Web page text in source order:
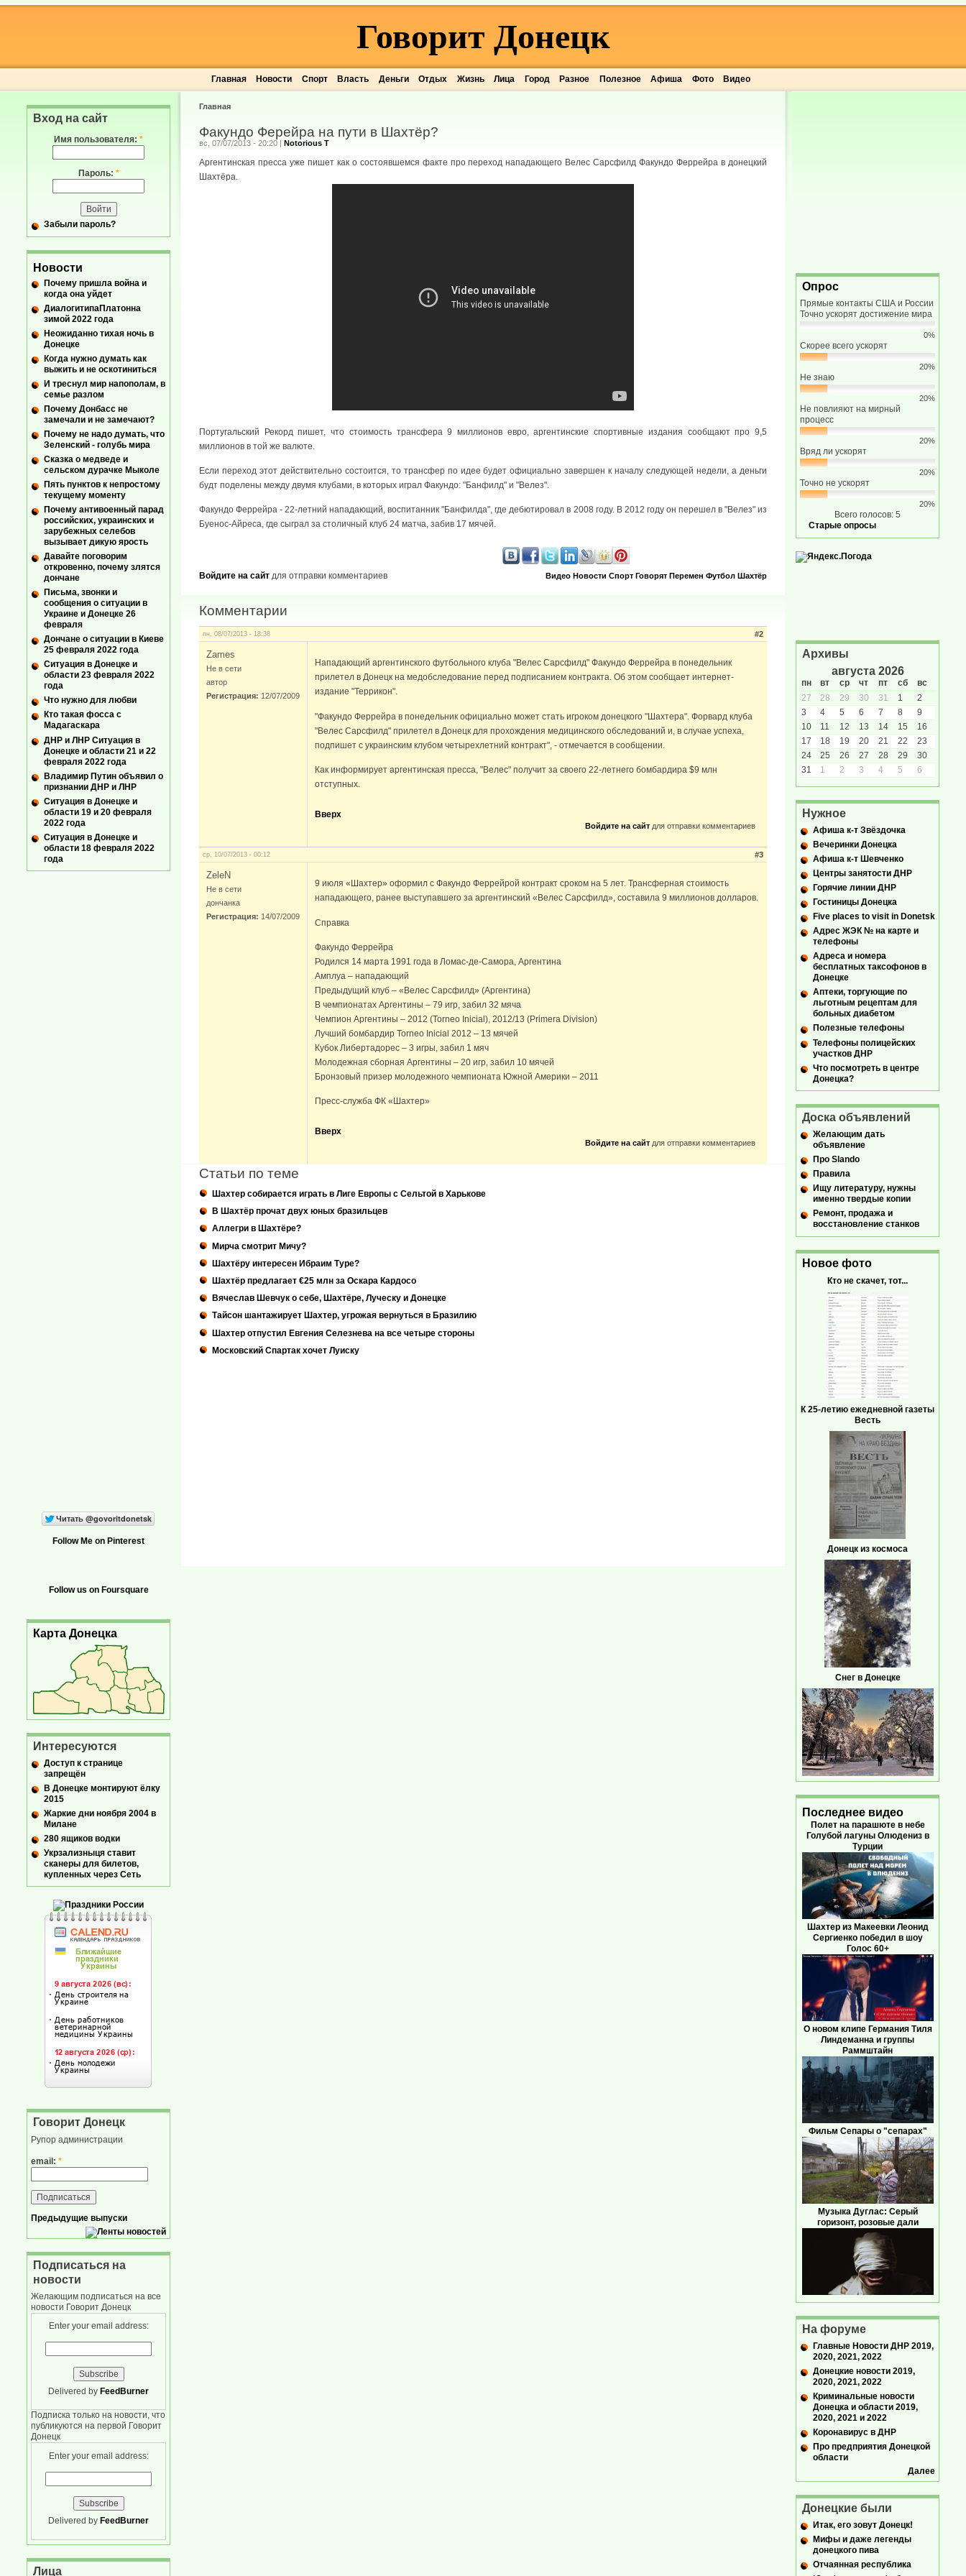
Главная Новости Спорт Власть Деньги Отдых Жизнь Лица Город Разное Полезное Афиша Фото Видео
Говорит Донецк
Главная
Факундо Ферейра на пути в Шахтёр?
вс, 07/07/2013 - 20:20 | Notorious T
Аргентинская пресса уже пишет как о состоявшемся факте про переход нападающего Велес Сарсфилд Факундо Феррейра в донецкий
Шахтёра.
Португальский Рекорд пишет, что стоимость трансфера 9 миллионов евро, аргентинские спортивные издания сообщают про 9,5
миллионов в той же валюте.
Если переход этот действительно состоится, то трансфер по идее будет официально завершен к началу следующей недели, а деньги
будт поделены между двумя клубами, в которых играл Факундо: "Банфилд" и "Велез".
Факундо Феррейра - 22-летний нападающий, воспитанник "Банфилда", где дебютировал в 2008 году. В 2012 году он перешел в "Велез" из
Буенос-Айреса, где сыграл за столичный клуб 24 матча, забив 17 мячей.
Видео Новости Спорт Говорят Перемен Футбол Шахтёр
Войдите на сайт для отправки комментариев
Комментарии
пн, 08/07/2013 - 18:38 #2
Zames
Не в сети
автор
Регистрация: 12/07/2009
Нападающий аргентинского футбольного клуба "Велес Сарсфилд" Факундо Феррейра в понедельник
прилетел в Донецк на медобследование перед подписанием контракта. Об этом сообщает интернет-
издание "Террикон".
"Факундо Феррейра в понедельник официально может стать игроком донецкого "Шахтера". Форвард клуба
"Велес Сарсфилд" прилетел в Донецк для прохождения медицинского обследований и, в случае успеха,
подпишет с украинским клубом четырехлетний контракт", - отмечается в сообщении.
Как информирует аргентинская пресса, "Велес" получит за своего 22-летнего бомбардира $9 млн
отступных.
Вверх
Войдите на сайтдля отправки комментариев
ср, 10/07/2013 - 00:12 #3
ZeleN
Не в сети
дончанка
Регистрация: 14/07/2009
9 июля «Шахтер» оформил с Факундо Феррейрой контракт сроком на 5 лет. Трансферная стоимость
нападающего, ранее выступавшего за аргентинский «Велес Сарсфилд», составила 9 миллионов долларов.
Справка
Факундо Феррейра
Родился 14 марта 1991 года в Ломас-де-Самора, Аргентина
Амплуа – нападающий
Предыдущий клуб – «Велес Сарсфилд» (Аргентина)
В чемпионатах Аргентины – 79 игр, забил 32 мяча
Чемпион Аргентины – 2012 (Torneo Inicial), 2012/13 (Primera Division)
Лучший бомбардир Torneo Inicial 2012 – 13 мячей
Кубок Либертадорес – 3 игры, забил 1 мяч
Молодежная сборная Аргентины – 20 игр, забил 10 мячей
Бронзовый призер молодежного чемпионата Южной Америки – 2011
Пресс-служба ФК «Шахтер»
Вверх
Войдите на сайтдля отправки комментариев
Статьи по теме
Шахтер собирается играть в Лиге Европы с Сельтой в Харькове
В Шахтёр прочат двух юных бразильцев
Аллегри в Шахтёре?
Мирча смотрит Мичу?
Шахтёру интересен Ибраим Туре?
Шахтёр предлагает €25 млн за Оскара Кардосо
Вячеслав Шевчук о себе, Шахтёре, Луческу и Донецке
Тайсон шантажирует Шахтер, угрожая вернуться в Бразилию
Шахтер отпустил Евгения Селезнева на все четыре стороны
Московский Спартак хочет Луиску
Вход на сайт
Имя пользователя: *
Пароль: *
Забыли пароль?
Новости
Почему пришла война и
когда она уйдет
ДиалогитипаПлатонна
зимой 2022 года
Неожиданно тихая ночь в
Донецке
Когда нужно думать как
выжить и не оскотиниться
И треснул мир напополам, в
семье разлом
Почему Донбасс не
замечали и не замечают?
Почему не надо думать, что
Зеленский - голубь мира
Сказка о медведе и
сельском дурачке Мыколе
Пять пунктов к непростому
текущему моменту
Почему антивоенный парад
российских, украинских и
зарубежных селебов
вызывает дикую ярость
Давайте поговорим
откровенно, почему злятся
дончане
Письма, звонки и
сообщения о ситуации в
Украине и Донецке 26
февраля
Дончане о ситуации в Киеве
25 февраля 2022 года
Ситуация в Донецке и
области 23 февраля 2022
года
Что нужно для любви
Кто такая фосса с
Мадагаскара
ДНР и ЛНР Ситуация в
Донецке и области 21 и 22
февраля 2022 года
Владимир Путин объявил о
признании ДНР и ЛНР
Ситуация в Донецке и
области 19 и 20 февраля
2022 года
Ситуация в Донецке и
области 18 февраля 2022
года
Follow Me on Pinterest
Follow us on Foursquare
Карта Донецка
Интересуются
Доступ к странице
запрещён
В Донецке монтируют ёлку
2015
Жаркие дни ноября 2004 в
Милане
280 ящиков водки
Укрзализныця ставит
сканеры для билетов,
купленных через Сеть
Говорит Донецк
Рупор администрации
email: *
Предыдущие выпуски
Подписаться на
новости
Желающим подписаться на все
новости Говорит Донецк
Enter your email address:
Delivered by FeedBurner
Подписка только на новости, что
публикуются на первой Говорит
Донецк
Enter your email address:
Delivered by FeedBurner
Лица
Опрос
Прямые контакты США и России
Точно ускорят достижение мира
0%
Скорее всего ускорят
20%
Не знаю
20%
Не повлияют на мирный
процесс
20%
Вряд ли ускорят
20%
Точно не ускорят
20%
Всего голосов: 5
Старые опросы
Архивы
августа 2026
пн вт ср чт пт сб
вс
27
28 29 30 31 1
2
3
4 5 6 7 8
9
10
11 12 13 14 15
16
17
18 19 20 21 22
23
24
25 26 27 28 29
30
31
1 2 3 4 5 6
Нужное
Афиша к-т Звёздочка
Вечеринки Донецка
Афиша к-т Шевченко
Центры занятости ДНР
Горячие линии ДНР
Гостиницы Донецка
Five places to visit in Donetsk
Адрес ЖЭК № на карте и
телефоны
Адреса и номера
бесплатных таксофонов в
Донецке
Аптеки, торгующие по
льготным рецептам для
больных диабетом
Полезные телефоны
Телефоны полицейских
участков ДНР
Что посмотреть в центре
Донецка?
Доска объявлений
Желающим дать
объявление
Про Slando
Правила
Ищу литературу, нужны
именно твердые копии
Ремонт, продажа и
восстановление станков
Новое фото
Кто не скачет, тот...
К 25-летию ежедневной газеты
Весть
Донецк из космоса
Снег в Донецке
Последнее видео
Полет на парашюте в небе
Голубой лагуны Олюдениз в
Турции
Шахтер из Макеевки Леонид
Сергиенко победил в шоу
Голос 60+
О новом клипе Германия Тиля
Линдеманна и группы
Раммштайн
Фильм Сепары о "сепарах"
Музыка Дуглас: Серый
горизонт, розовые дали
На форуме
Главные Новости ДНР 2019,
2020, 2021, 2022
Донецкие новости 2019,
2020, 2021, 2022
Криминальные новости
Донецка и области 2019,
2020, 2021 и 2022
Коронавирус в ДНР
Про предприятия Донецкой
области
Далее
Донецкие были
Итак, его зовут Донецк!
Мифы и даже легенды
донецкого пива
Отчаянная республика